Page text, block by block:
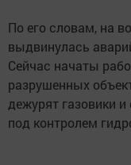
По его словам, на
выдвинулась
Сейчас начаты
разрушенных
дежурят газовики
под контролем